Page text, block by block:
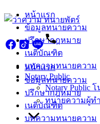
Skip
to
content
หน้าแรก
ข้อมูลทนายความ
ปรึกษากฎหมาย
เนติบัณฑิต
บทความทนายความ
หน้าแรก
ข้อมูลทนายความ
ปรึกษากฎหมาย
เนติบัณฑิต
บทความทนายความ
Notary Public
Notary Public
ทนายความผู้ท